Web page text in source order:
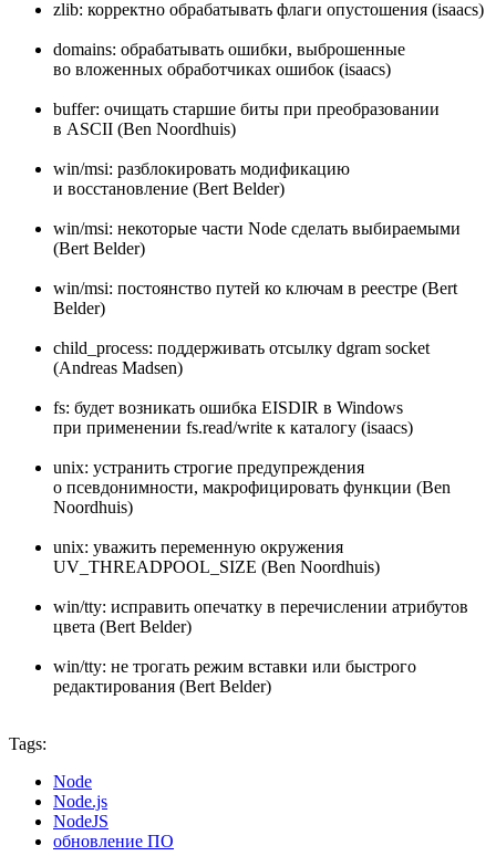
zlib: корректно обрабатывать флаги опустошения (isaacs)
domains: обрабатывать ошибки, выброшенные
во вложенных обработчиках ошибок (isaacs)
buffer: очищать старшие биты при преобразовании
в ASCII (Ben Noordhuis)
win/msi: разблокировать модификацию
и восстановление (Bert Belder)
win/msi: некоторые части Node сделать выбираемыми
(Bert Belder)
win/msi: постоянство путей ко ключам в реестре (Bert
Belder)
child_process: поддерживать отсылку dgram socket
(Andreas Madsen)
fs: будет возникать ошибка EISDIR в Windows
при применении fs.read/write к каталогу (isaacs)
unix: устранить строгие предупреждения
о псевдонимности, макрофицировать функции (Ben
Noordhuis)
unix: уважить переменную окружения
UV_THREADPOOL_SIZE (Ben Noordhuis)
win/tty: исправить опечатку в перечислении атрибутов
цвета (Bert Belder)
win/tty: не трогать режим вставки или быстрого
редактирования (Bert Belder)
Tags:
Node
Node.js
NodeJS
обновление ПО